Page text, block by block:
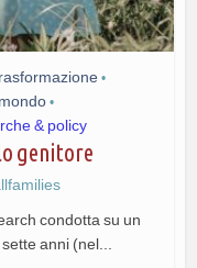
•
•
& policy
genitore
condotta su un
anni (nel...